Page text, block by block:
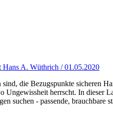
Hans A. Wüthrich / 01.05.2020
die Bezugspunkte
herrscht. In dieser
suchen - passende,